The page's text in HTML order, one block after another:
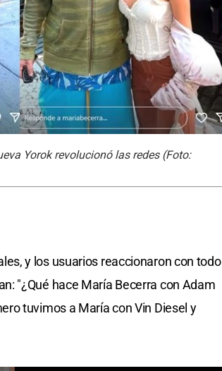
Yorok revolucionó las redes (Foto:
y los usuarios reaccionaron con todo
"¿Qué hace María Becerra con Adam
tuvimos a María con Vin Diesel y